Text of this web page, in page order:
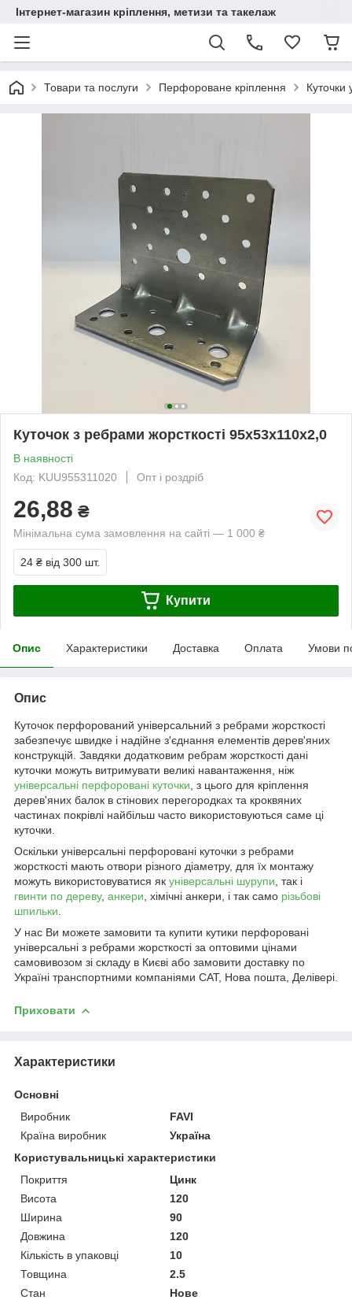
Інтернет-магазин кріплення, метизи та такелаж
Товари та послуги Перфороване кріплення Куточки
Куточок з ребрами жорсткості 95х53х110х2,0
В наявності
Код: KUU955311020
Опт і роздріб
26,88 ₴
Мінімальна сума замовлення на сайті — 1 000 ₴
24 ₴ від 300 шт.
Купити
Опис Характеристики Доставка Оплата Умови
Опис
Куточок перфорований універсальний з ребрами жорсткості
забезпечує швидке і надійне з'єднання елементів дерев'яних
конструкцій. Завдяки додатковим ребрам жорсткості дані
куточки можуть витримувати великі навантаження, ніж
універсальні перфоровані куточки , з цього для кріплення
дерев'яних балок в стінових перегородках та кроквяних
частинах покрівлі найбільш часто використовуються саме ці
куточки.
Оскільки універсальні перфоровані куточки з ребрами
жорсткості мають отвори різного діаметру, для їх монтажу
можуть використовуватися як універсальні шурупи , так і
гвинти по дереву, анкери , хімічні анкери, і так само різьбові
шпильки
У нас Ви можете замовити та купити кутики перфоровані
універсальні з ребрами жорсткості за оптовими цінами
самовивозом зі складу в Києві або замовити доставку по
Україні транспортними компаніями САТ, Нова пошта, Делівері.
Приховати
Характеристики
Основні
Виробник
FAVI
Країна виробник
Україна
Користувальницькі характеристики
Покриття
Цинк
Висота
120
Ширина
90
Довжина
120
Кількість в упаковці
10
Товщина
2.5
Стан
Нове